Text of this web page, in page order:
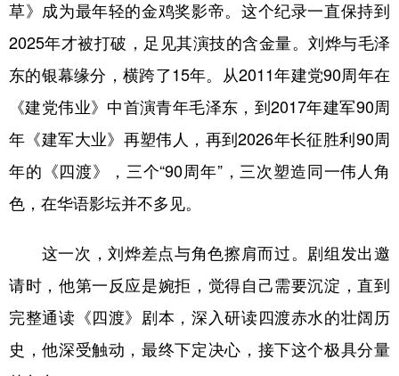
草》成为最年轻的金鸡奖影帝。这个纪录一直保持到
2025年才被打破，足见其演技的含金量。刘烨与毛泽
东的银幕缘分，横跨了15年。从2011年建党90周年在
《建党伟业》中首演青年毛泽东，到2017年建军90周
年《建军大业》再塑伟人，再到2026年长征胜利90周
年的《四渡》，三个“90周年”，三次塑造同一伟人角
色，在华语影坛并不多见。
这一次，刘烨差点与角色擦肩而过。剧组发出邀
请时，他第一反应是婉拒，觉得自己需要沉淀，直到
完整通读《四渡》剧本，深入研读四渡赤水的壮阔历
史，他深受触动，最终下定决心，接下这个极具分量